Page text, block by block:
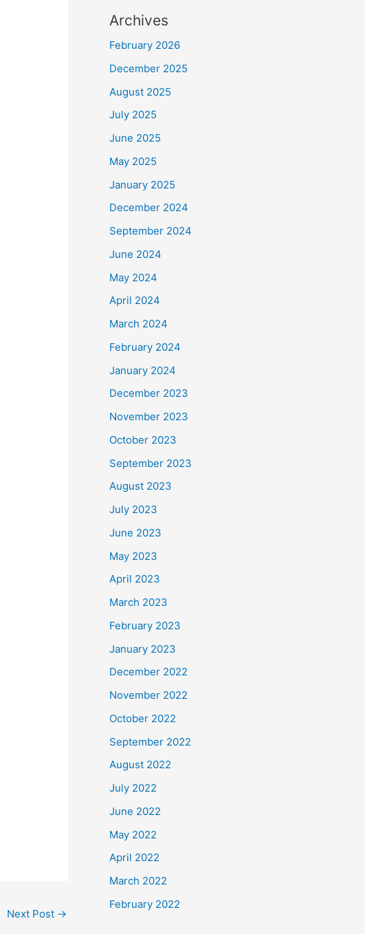
Next Post →
Archives
February 2026
December 2025
August 2025
July 2025
June 2025
May 2025
January 2025
December 2024
September 2024
June 2024
May 2024
April 2024
March 2024
February 2024
January 2024
December 2023
November 2023
October 2023
September 2023
August 2023
July 2023
June 2023
May 2023
April 2023
March 2023
February 2023
January 2023
December 2022
November 2022
October 2022
September 2022
August 2022
July 2022
June 2022
May 2022
April 2022
March 2022
February 2022